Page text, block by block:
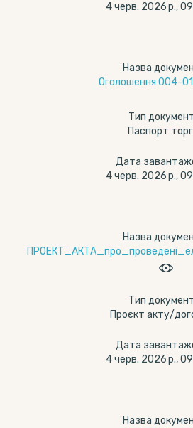
4 черв. 2026 р.,
Назва
Оголошення 004-
Тип
Паспорт
Дата
4 черв. 2026 р.,
Назва
Тип
Проєкт акту/
Дата
4 черв. 2026 р.,
Назва